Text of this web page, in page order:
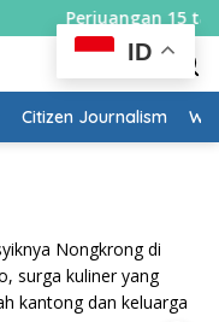
Perjuangan 15 tahun
Citizen Journalism
ID